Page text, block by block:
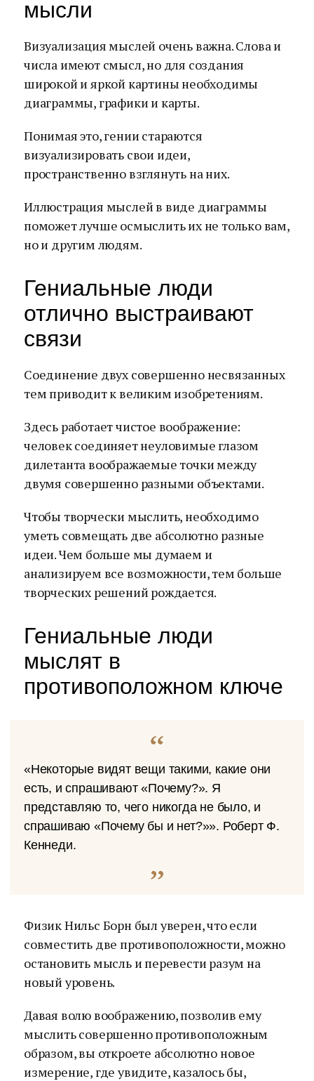
мысли
Визуализация мыслей очень важна. Слова и
числа имеют смысл, но для создания
широкой и яркой картины необходимы
диаграммы, графики и карты.
Понимая это, гении стараются
визуализировать свои идеи,
пространственно взглянуть на них.
Иллюстрация мыслей в виде диаграммы
поможет лучше осмыслить их не только вам,
но и другим людям.
Гениальные люди
отлично выстраивают
связи
Соединение двух совершенно несвязанных
тем приводит к великим изобретениям.
Здесь работает чистое воображение:
человек соединяет неуловимые глазом
дилетанта воображаемые точки между
двумя совершенно разными объектами.
Чтобы творчески мыслить, необходимо
уметь совмещать две абсолютно разные
идеи. Чем больше мы думаем и
анализируем все возможности, тем больше
творческих решений рождается.
Гениальные люди
мыслят в
противоположном ключе
«Некоторые видят вещи такими, какие они
есть, и спрашивают «Почему?». Я
представляю то, чего никогда не было, и
спрашиваю «Почему бы и нет?»». Роберт Ф.
Кеннеди.
Физик Нильс Борн был уверен, что если
совместить две противоположности, можно
остановить мысль и перевести разум на
новый уровень.
Давая волю воображению, позволив ему
мыслить совершенно противоположным
образом, вы откроете абсолютно новое
измерение, где увидите, казалось бы,